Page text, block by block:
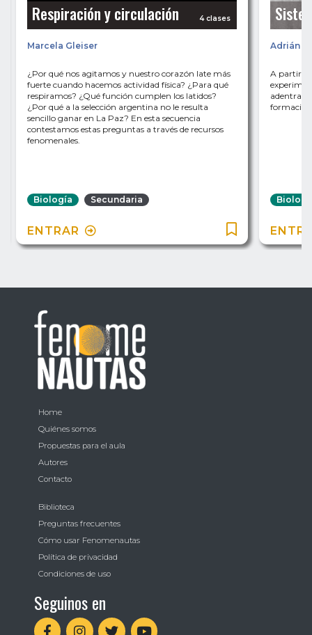
Respiración y circulación 4 clases
Marcela Gleiser
¿Por qué nos agitamos y nuestro corazón late más
fuerte cuando hacemos actividad física? ¿Para qué
respiramos? ¿Qué función cumplen los latidos?
¿Por qué a la selección argentina no le resulta
sencillo ganar en La Paz? En esta secuencia
contestamos estas preguntas a través de recursos
fenomenales.
Biología Secundaria
ENTRAR
Adrián
A partir
Home
Quiénes somos
Propuestas para el aula
Autores
Contacto
Biblioteca
Preguntas frecuentes
Cómo usar Fenomenautas
Política de privacidad
Condiciones de uso
Seguinos en